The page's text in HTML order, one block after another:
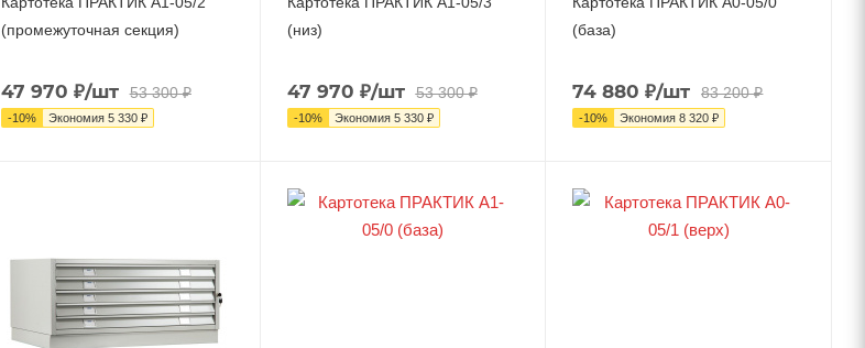
(промежуточная секция)
47 970 ₽/шт 53 300₽
-10% Экономия 5 330₽
(низ)
47 970 ₽/шт 53 300₽
-10% Экономия 5 330₽
(база)
74 880 ₽/шт 83 200₽
-10% Экономия8 320 ₽